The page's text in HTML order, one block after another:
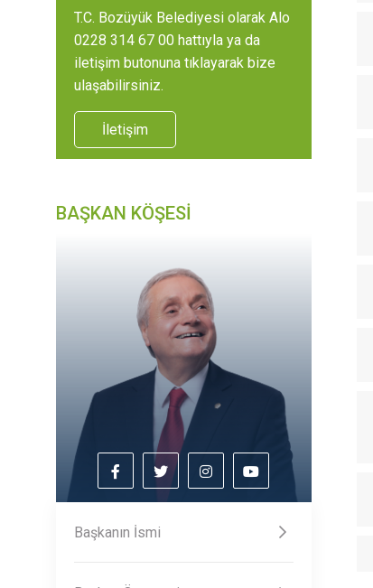
T.C. Bozüyük Belediyesi olarak Alo
0228 314 67 00 hattıyla ya da
iletişim butonuna tıklayarak bize
ulaşabilirsiniz.
İletişim
BAŞKAN KÖŞESİ
Başkanın İsmi